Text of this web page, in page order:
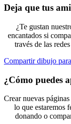
Deja que tus
¿Te gustan
encantados si
través de las
Compartir dibujo
¿Cómo puedes
Crear nuevas
lo que estaremos
donando o